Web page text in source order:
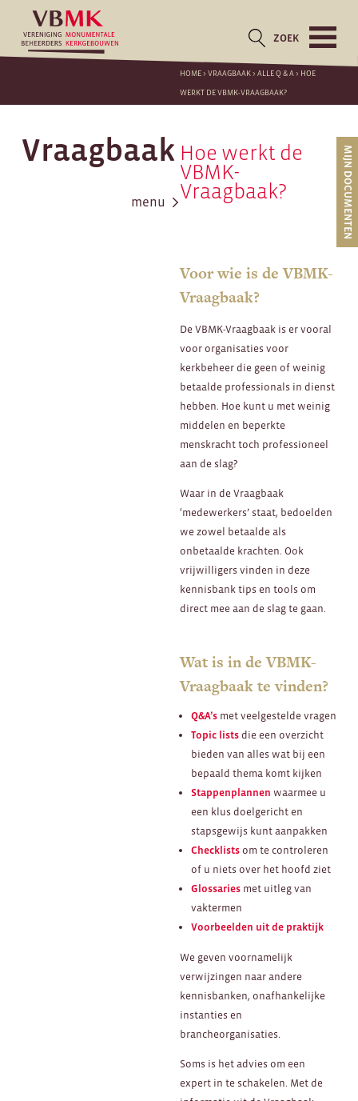
ZOEK
HOME>VRAAGBAAK>ALLE Q & A > HOE
WERKT DE VBMK-VRAAGBAAK?
Vraagbaak
menu MIJN DOCUMENTEN
Hoe werkt de
VBMK-
Vraagbaak?
Voor wie is de VBMK-
Vraagbaak?
De VBMK-Vraagbaak is er vooral
voor organisaties voor
kerkbeheer die geen of weinig
betaalde professionals in dienst
hebben. Hoe kunt u met weinig
middelen en beperkte
menskracht toch professioneel
aan de slag?
Waar in de Vraagbaak
‘medewerkers’ staat, bedoelden
we zowel betaalde als
onbetaalde krachten. Ook
vrijwilligers vinden in deze
kennisbank tips en tools om
direct mee aan de slag te gaan.
Wat is in de VBMK-
Vraagbaak te vinden?
Q&A’smet veelgestelde vragen
Topic listsdie een overzicht
bieden van alles wat bij een
bepaald thema komt kijken
Stappenplannen waarmee u
een klus doelgericht en
stapsgewijs kunt aanpakken
Checklistsom te controleren
of u niets over het hoofd ziet
Glossariesmet uitleg van
vaktermen
Voorbeelden uit de praktijk
We geven voornamelijk
verwijzingen naar andere
kennisbanken, onafhankelijke
instanties en
brancheorganisaties.
Soms is het advies om een
expert in te schakelen. Met de